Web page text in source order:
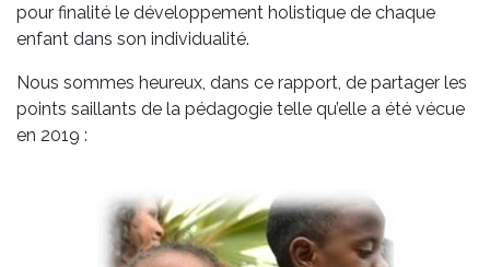
pour finalité le développement holistique de chaque
enfant dans son individualité.
Nous sommes heureux, dans ce rapport, de partager les
points saillants de la pédagogie telle qu’elle a été vécue
en 2019 :